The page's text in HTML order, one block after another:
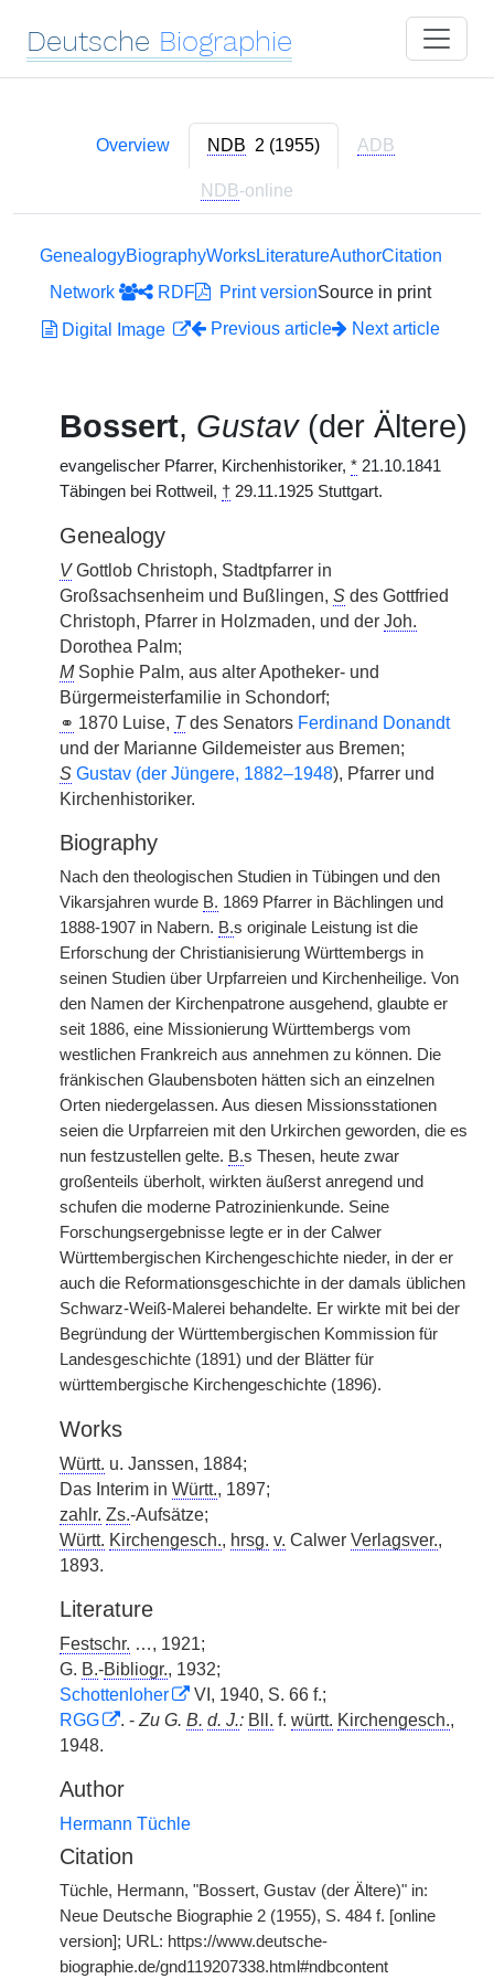
Deutsche Biographie
Overview NDB 2 (1955) ADB
NDB-online
GenealogyBiographyWorksLiteratureAuthorCitation
Network
RDF Print versionSource in print
Digital Image
Previous article Next article
Bossert, Gustav(der Ältere)
evangelischer Pfarrer, Kirchenhistoriker, * 21.10.1841
Täbingen bei Rottweil, † 29.11.1925 Stuttgart.
Genealogy
VGottlob Christoph, Stadtpfarrer in
Großsachsenheim und Bußlingen, S des Gottfried
Christoph, Pfarrer in Holzmaden, und der Joh.
Dorothea Palm;
MSophie Palm, aus alter Apotheker- und
Bürgermeisterfamilie in Schondorf;
⚭ 1870 Luise, Tdes Senators Ferdinand Donandt
und der Marianne Gildemeister aus Bremen;
S Gustav (der Jüngere, 1882–1948), Pfarrer und
Kirchenhistoriker.
Biography
Nach den theologischen Studien in Tübingen und den
Vikarsjahren wurde B. 1869 Pfarrer in Bächlingen und
1888-1907 in Nabern. B.s originale Leistung ist die
Erforschung der Christianisierung Württembergs in
seinen Studien über Urpfarreien und Kirchenheilige. Von
den Namen der Kirchenpatrone ausgehend, glaubte er
seit 1886, eine Missionierung Württembergs vom
westlichen Frankreich aus annehmen zu können. Die
fränkischen Glaubensboten hätten sich an einzelnen
Orten niedergelassen. Aus diesen Missionsstationen
seien die Urpfarreien mit den Urkirchen geworden, die es
nun festzustellen gelte. B.s Thesen, heute zwar
großenteils überholt, wirkten äußerst anregend und
schufen die moderne Patrozinienkunde. Seine
Forschungsergebnisse legte er in der Calwer
Württembergischen Kirchengeschichte nieder, in der er
auch die Reformationsgeschichte in der damals üblichen
Schwarz-Weiß-Malerei behandelte. Er wirkte mit bei der
Begründung der Württembergischen Kommission für
Landesgeschichte (1891) und der Blätter für
württembergische Kirchengeschichte (1896).
Works
Württ. u. Janssen, 1884;
Das Interim in Württ., 1897;
zahlr. Zs.-Aufsätze;
Württ. Kirchengesch., hrsg. v. Calwer Verlagsver.,
1893.
Literature
Festschr. …, 1921;
G. B.-Bibliogr., 1932;
Schottenloher
VI, 1940, S. 66 f.;
RGG
. - Zu G. B. d. J.: Bll. f. württ. Kirchengesch.,
1948.
Author
Hermann Tüchle
Citation
Tüchle, Hermann, "Bossert, Gustav (der Ältere)" in:
Neue Deutsche Biographie 2 (1955), S. 484 f. [online
version]; URL: https://www.deutsche-
biographie.de/gnd119207338.html#ndbcontent